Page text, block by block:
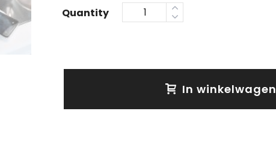
Quantity
In winkelwagen